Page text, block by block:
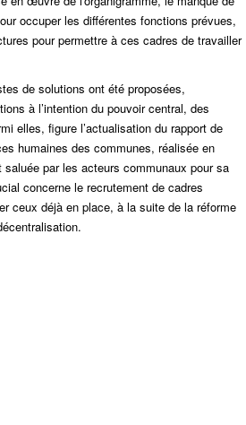
occuper les différentes fonctions prévues,
pour permettre à ces cadres de travailler
de solutions ont été proposées,
à l’intention du pouvoir central, des
elles, figure l’actualisation du rapport de
humaines des communes, réalisée en
par les acteurs communaux pour sa
concerne le recrutement de cadres
ceux déjà en place, à la suite de la réforme